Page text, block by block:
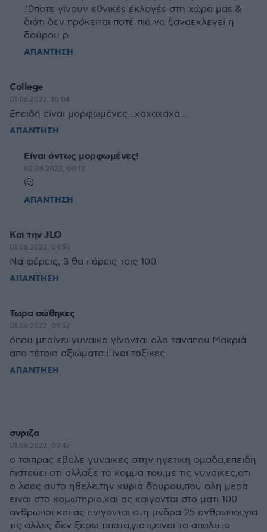
.'0ποτε γiνουν εθνικέs εκλογέs στη xώρα μαs.&
διότι δεν πρόκειται ποτέ πιά να ξαναεκλεγεi η
δούρου ρ .
ΑΠΑΝΤΗΣΗ
College
01.06.2022, 10:04
Επειδή είναι μορφωμένες...χαχαχαχα...
ΑΠΑΝΤΗΣΗ
Είναι όντως μορφωμένες!
02.06.2022, 00:12
🙂
ΑΠΑΝΤΗΣΗ
Και την JLO
01.06.2022, 09:53
Να φέρεις, 3 θα πάρεις τοις 100.
ΑΠΑΝΤΗΣΗ
Τωρα σώθηκες
01.06.2022, 09:52
όπου μπαίνει γυναικα γίνονται ολα ταναπου.Μακριά
απο τέτοια αξιώματα.Είναι τοξικες.
ΑΠΑΝΤΗΣΗ
συριζα
01.06.2022, 09:47
ο τσιπρας εβαλε γυναικες στην ηγετικη ομαδα,επειδη
πιστευει οτι αλλαξε το κομμα του,με τις γυναικες,οτι
ο λαος αυτο ηθελε,την κυρια δουρου,που ολη μερα
ειναι στο κομωτηριο,και ας καιγονται στο ματι 100
ανθρωποι και ας πνιγονται στη μνδρα 25 ανθρωποι,για
τις αλλες δεν ξερω τιποτα,γιατι,ειναι το απολυτο